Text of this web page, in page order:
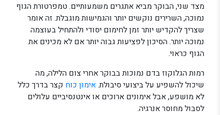
מצד שני, הבוקר מביא אתגרים משמעותיים. טמפרטורת הגוף
נמוכה, השרירים נוקשים יותר והגמישות מוגבלת. זה אומר
שצריך להקדיש יותר זמן לחימום יסודי ולהתחיל בעוצמה
נמוכה יותר. הסיכון לפציעות גבוה יותר אם לא מכינים את
הגוף כראוי.
רמות הגלוקוז בדם נמוכות בבוקר אחרי צום הלילה, מה
שיכול להשפיע על ביצועי סיבולת.אימון כוח קצר בדרך כלל
לא מושפע, אבל אימונים ארוכים או אינטנסיביים עלולים
לסבול מחוסר אנרגיה.